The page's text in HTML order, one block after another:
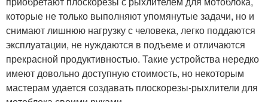
которые не только выполняют упомянутые задачи, но и
снимают лишнюю нагрузку с человека, легко поддаются
эксплуатации, не нуждаются в подъеме и отличаются
прекрасной продуктивностью. Такие устройства нередко
имеют довольно доступную стоимость, но некоторым
мастерам удается создавать плоскорезы-рыхлители для